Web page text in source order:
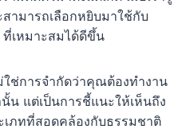
ำแนะนำ ควรทำอย่างไร?
ช้อะไรประกอบการตัดสินใจ
ยและเหมาะกับงานเหมือนกันทุก
สามารถเลือกหยิบมาใช้กับ
ที่เหมาะสมได้ดีขึ้น
ใช่การจำกัดว่าคุณต้องทำงาน
น แต่เป็นการชี้แนะให้เห็นถึง
ภทที่สอดคล้องกับธรรมชาติ